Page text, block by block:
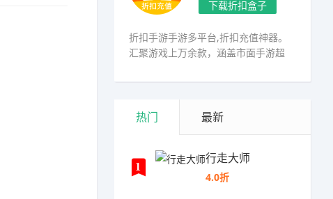
下载折扣盒子
折扣手游手游多平台,折扣充值神器。
汇聚游戏上万余款，涵盖市面手游超
热门 最新
1
行走大师
4.0折